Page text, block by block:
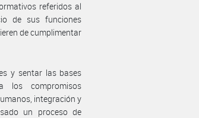
referidos al
de sus funciones
de cumplimentar
y sentar las bases
los compromisos
integración y
un proceso de